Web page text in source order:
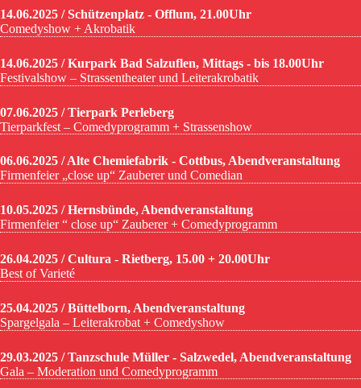
14.06.2025 / Schützenplatz - Offlum, 21.00Uhr
Comedyshow + Akrobatik
14.06.2025 / Kurpark Bad Salzuflen, Mittags - bis 18.00Uhr
Festivalshow – Strassentheater und Leiterakrobatik
07.06.2025 / Tierpark Perleberg
Tierparkfest – Comedyprogramm + Strassenshow
06.06.2025 / Alte Chemiefabrik - Cottbus, Abendveranstaltung
Firmenfeier „close up“ Zauberer und Comedian
10.05.2025 / Hernsbünde, Abendveranstaltung
Firmenfeier “ close up“ Zauberer + Comedyprogramm
26.04.2025 / Cultura - Rietberg, 15.00 + 20.00Uhr
Best of Varieté
25.04.2025 / Büttelborn, Abendveranstaltung
Spargelgala – Leiterakrobat + Comedyshow
29.03.2025 / Tanzschule Müller - Salzwedel, Abendveranstaltung
Gala – Moderation und Comedyprogramm